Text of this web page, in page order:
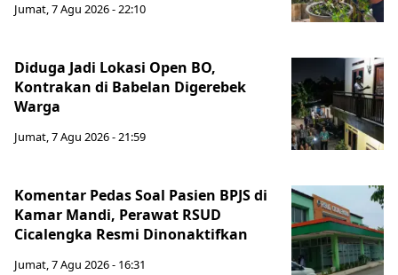
Jumat, 7 Agu 2026 - 22:10
Diduga Jadi Lokasi Open BO,
Kontrakan di Babelan Digerebek
Warga
Jumat, 7 Agu 2026 - 21:59
Komentar Pedas Soal Pasien BPJS di
Kamar Mandi, Perawat RSUD
Cicalengka Resmi Dinonaktifkan
Jumat, 7 Agu 2026 - 16:31